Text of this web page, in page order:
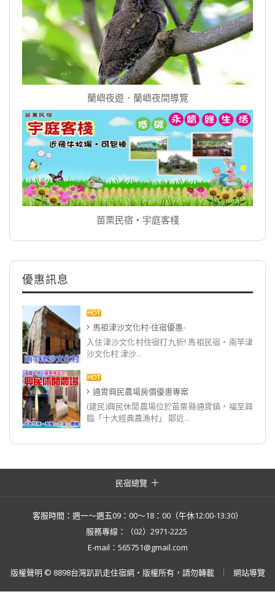
蘭嶼夜遊．蘭嶼夜間導覽
苗栗民宿‧宇庭客棧
優惠訊息
馬祖津沙文化村-住宿優惠-
入住津沙文化村住宿打九折! 馬祖民宿‧南竿津
沙文化村 津沙...
通霄興民農場房價優惠專案
(建民)興民休閒農場位於苗栗縣通霄鎮，福至興
臨「十大經典農漁村」 鄰近...
民宿總覽
客服時間：週一～週五09：00～18：00（午休12:00-13:30）
服務專線：（02）2971-2225
E-mail：565751@gmail.com
版權聲明 © 8898台灣趴趴走住宿網・版權所有，請勿轉載 網站導覽